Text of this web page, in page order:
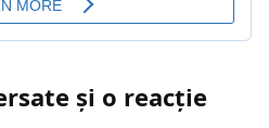
și o reacție